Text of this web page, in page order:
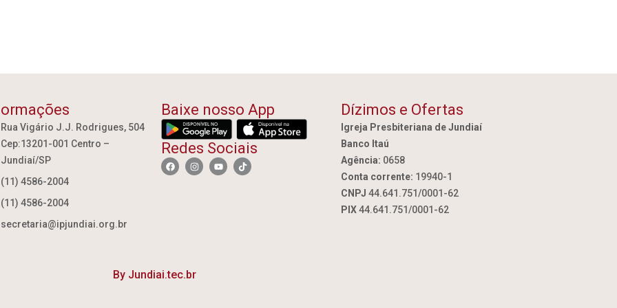
Rua Vigário J.J. Rodrigues, 504
Cep:13201-001 Centro –
Jundiaí/SP
(11) 4586-2004
(11) 4586-2004
secretaria@ipjundiai.org.br
Baixe nosso App
Redes Sociais
Dízimos e Ofertas
Igreja Presbiteriana de Jundiaí
Banco Itaú
Agência: 0658
Conta corrente: 19940-1
CNPJ 44.641.751/0001-62
PIX44.641.751/0001-62
By Jundiai.tec.br